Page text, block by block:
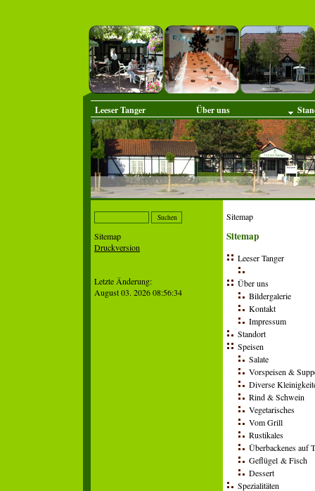
Sitemap
Druckversion
Letzte Änderung:
August 03. 2026 08:56:34
Sitemap
Sitemap
Leeser Tanger
Über uns
Bildergalerie
Kontakt
Impressum
Standort
Speisen
Salate
Vorspeisen &
Diverse
Rind & Schwein
Vegetarisches
Vom Grill
Rustikales
Überbackenes auf
Geflügel & Fisch
Dessert
Spezialitäten
Leeser Tanger Über uns